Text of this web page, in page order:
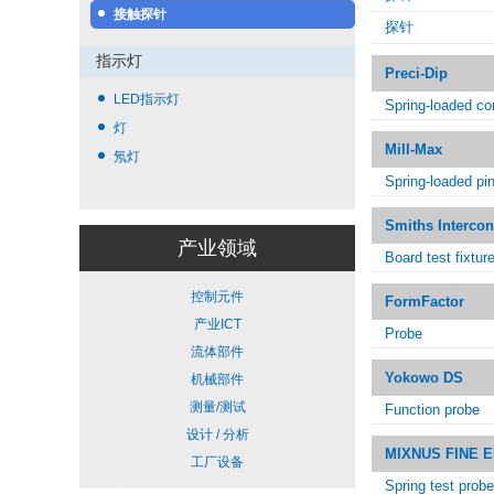
接触探针
指示灯
LED指示灯
灯
氖灯
产业领域
控制元件
产业ICT
流体部件
机械部件
测量/测试
设计 / 分析
工厂设备
探针
Preci-Dip
Spring-loaded
Mill-Max
Spring-loaded pin
Smiths
Board test
FormFactor
Probe
Yokowo DS
Function probe
MIXNUS FINE
Spring test probe